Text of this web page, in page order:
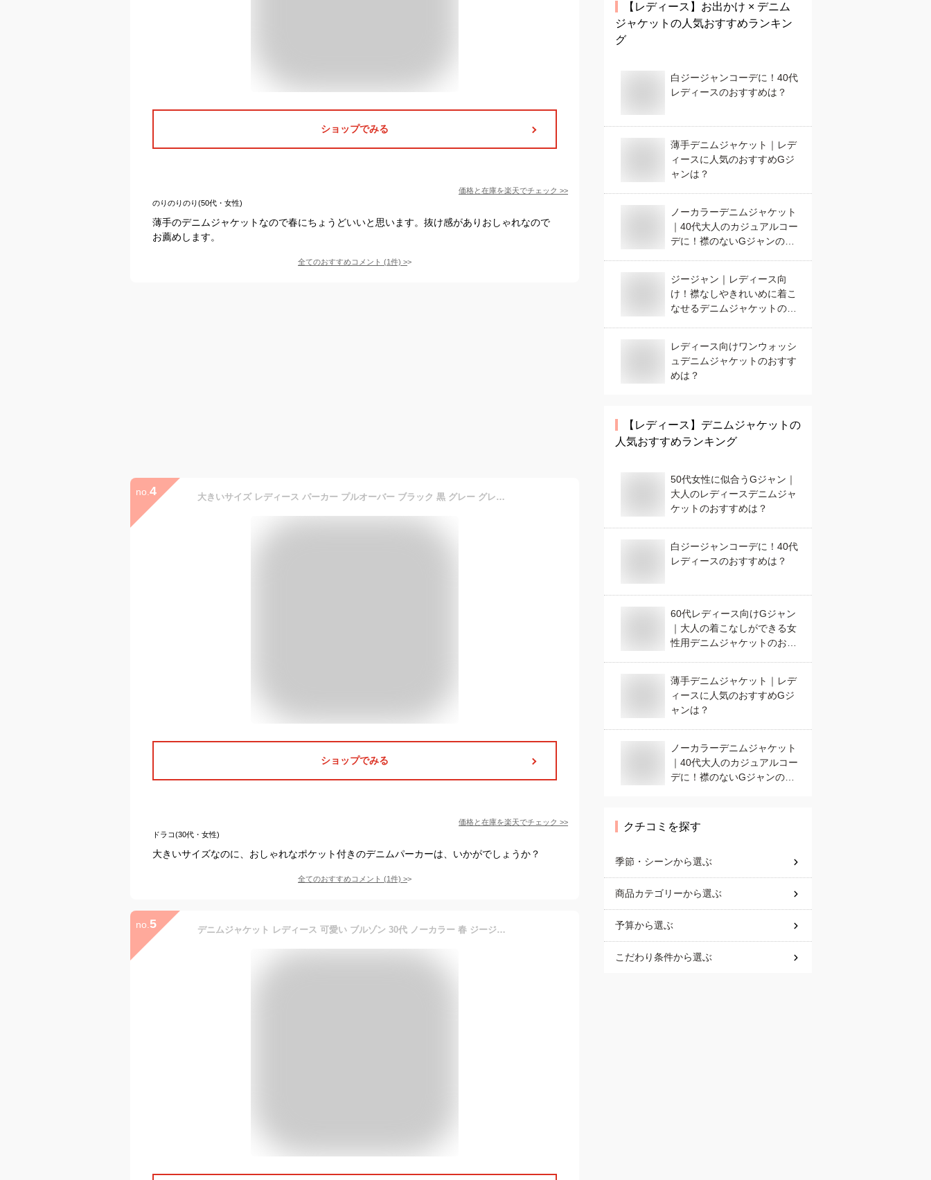
ショップでみる
価格と在庫を楽天でチェック >>
のりのりのり(50代・女性)
薄手のデニムジャケットなので春にちょうどいいと思います。抜け感がありおしゃれなので
お薦めします。
全てのおすすめコメント (1件) >
no. 4 大きいサイズ レディース パーカー プルオーバー ブラック 黒 グレー グレイ black gray デニム ジャケット スウェット フェイクレイヤード 重ね着 異素材 ミックス 長袖 フード ポケット おしゃれ トレンド 抜け感 秋冬 春新作 ゆったり 体型カバー L LL ゴールドジャパン
ショップでみる
価格と在庫を楽天でチェック >>
ドラコ(30代・女性)
大きいサイズなのに、おしゃれなポケット付きのデニムパーカーは、いかがでしょうか？
全てのおすすめコメント (1件) >
no. 5 デニムジャケット レディース 可愛い ブルゾン 30代 ノーカラー 春 ジージャン デニム かわいい ジャケット 20代 トップス 人気 秋 パーカー 軽い 50代 デニムシャツ 冬 40代 Gジャン おしゃれ ブランド アウター オーバーサイズ きれいめ ランキング ブランド tps-1271
【レディース】 お出かけ × デニム
ジャケット の人気おすすめランキン
グ
白ジージャンコーデに！40代
レディースのおすすめは？
薄手デニムジャケット｜レデ
ィースに人気のおすすめGジ
ャンは？
ノーカラーデニムジャケット
｜40代大人のカジュアルコー
デに！襟のないGジャンのお
ジージャン｜レディース向
け！襟なしやきれいめに着こ
なせるデニムジャケットのお
レディース向けワンウォッシ
ュデニムジャケットのおすす
めは？
【レディース】 デニムジャケット の
人気おすすめランキング
50代女性に似合うGジャン｜
大人のレディースデニムジャ
ケットのおすすめは？
白ジージャンコーデに！40代
レディースのおすすめは？
60代レディース向けGジャン
｜大人の着こなしができる女
性用デニムジャケットのおす
薄手デニムジャケット｜レデ
ィースに人気のおすすめGジ
ャンは？
ノーカラーデニムジャケット
｜40代大人のカジュアルコー
デに！襟のないGジャンのお
クチコミを探す
季節・シーンから選ぶ
商品カテゴリーから選ぶ
予算から選ぶ
こだわり条件から選ぶ